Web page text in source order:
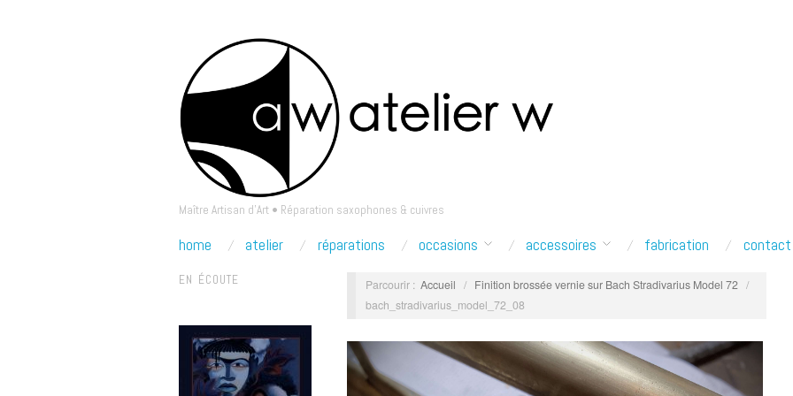
Maître Artisan d'Art • Réparation saxophones & cuivres
home atelier réparations occasions accessoires fabrication contact
EN ÉCOUTE Parcourir : Accueil / Finition brossée vernie sur Bach Stradivarius Model 72 /
bach_stradivarius_model_72_08